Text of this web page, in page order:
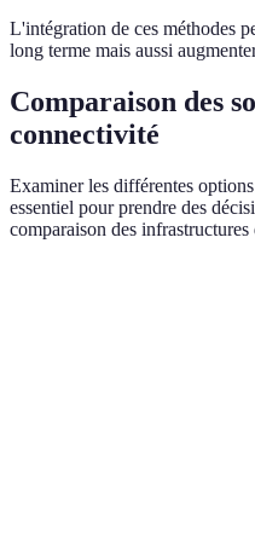
L'intégration de ces méthodes
long terme mais aussi
Comparaison des
connectivité
Examiner les différentes
essentiel pour prendre des
comparaison des